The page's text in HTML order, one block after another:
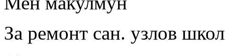
За ремонт сан. узлов